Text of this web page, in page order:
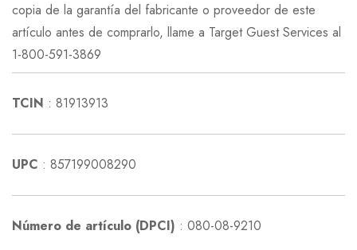
copia de la garantía del fabricante o proveedor de este
artículo antes de comprarlo, llame a Target Guest Services al
1-800-591-3869
TCIN : 81913913
UPC : 857199008290
Número de artículo (DPCI) : 080-08-9210